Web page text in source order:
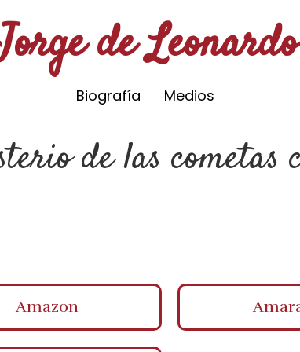
de Leonardo
Biografía Medios
de las cometas
Amazon